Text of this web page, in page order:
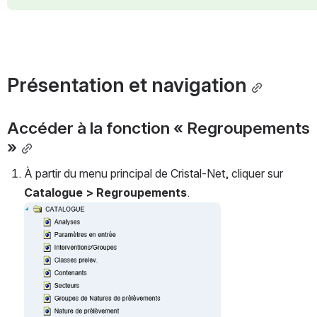
Présentation et navigation
Accéder à la fonction « Regroupements
»
Catalogue > Regroupements.
Ouvrir